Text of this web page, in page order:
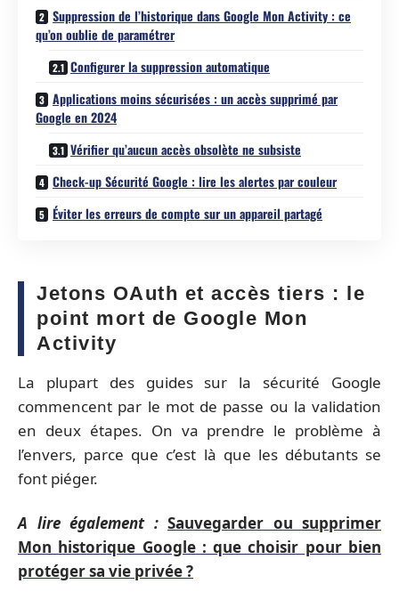
Suppression de l’historique dans Google Mon Activity : ce
qu’on oublie de paramétrer
Configurer la suppression automatique
Applications moins sécurisées : un accès supprimé par
Google en 2024
Vérifier qu’aucun accès obsolète ne subsiste
Check-up Sécurité Google : lire les alertes par couleur
Éviter les erreurs de compte sur un appareil partagé
Jetons OAuth et accès tiers : le
point mort de Google Mon
Activity
La plupart des guides sur la sécurité Google
commencent par le mot de passe ou la validation
en deux étapes. On va prendre le problème à
l’envers, parce que c’est là que les débutants se
font piéger.
A lire également : Sauvegarder ou supprimer
Mon historique Google : que choisir pour bien
protéger sa vie privée ?